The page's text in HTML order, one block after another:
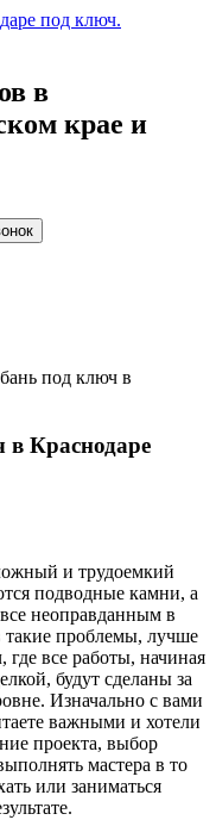
в
крае и
под ключ в
в Краснодаре
и трудоемкий
подводные камни, а
неоправданным в
такие проблемы, лучше
где все работы, начиная
будут сделаны за
Изначально с вами
важными и хотели
проекта, выбор
мастера в то
или заниматься